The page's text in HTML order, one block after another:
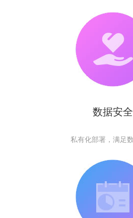
数据安全
私有化部署，满足